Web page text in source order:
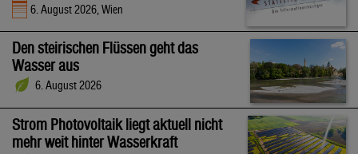
6. August 2026, Wien
Den steirischen Flüssen geht das
Wasser aus
6. August 2026
Strom Photovoltaik liegt aktuell nicht
mehr weit hinter Wasserkraft